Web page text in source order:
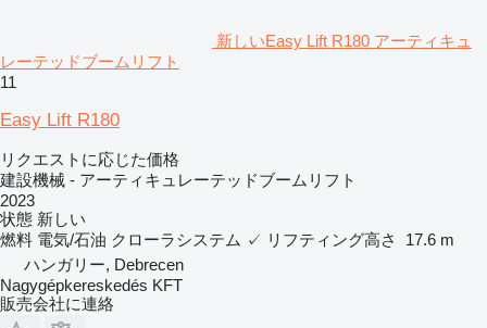
新しいEasy Lift R180 アーティキュ
レーテッドブームリフト
11
Easy Lift R180
リクエストに応じた価格
建設機械 - アーティキュレーテッドブームリフト
2023
状態 新しい
燃料 電気/石油 クローラシステム ✓ リフティング高さ
17.6 m
ハンガリー, Debrecen
Nagygépkereskedés KFT
販売会社に連絡